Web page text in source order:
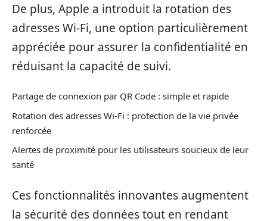
De plus, Apple a introduit la rotation des
adresses Wi-Fi, une option particulièrement
appréciée pour assurer la confidentialité en
réduisant la capacité de suivi.
Partage de connexion par QR Code : simple et rapide
Rotation des adresses Wi-Fi : protection de la vie privée
renforcée
Alertes de proximité pour les utilisateurs soucieux de leur
santé
Ces fonctionnalités innovantes augmentent
la sécurité des données tout en rendant